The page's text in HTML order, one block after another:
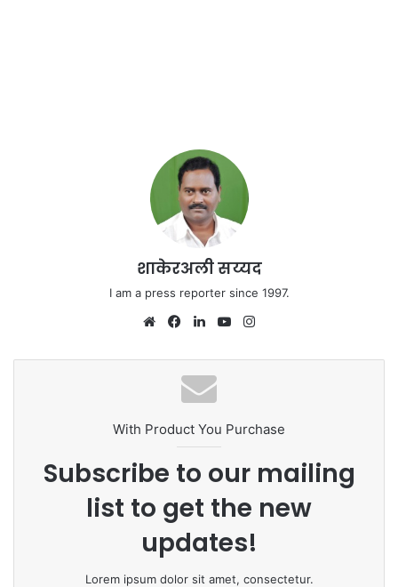
शाकेरअली सय्यद
I am a press reporter since 1997.
We
te
Fa
bo
ok
Lin
dIn
Yo
ub
ra
With Product You Purchase
Subscribe to our mailing
list to get the new
updates!
Lorem ipsum dolor sit amet, consectetur.